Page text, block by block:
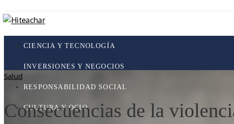
CIENCIA Y TECNOLOGÍA
INVERSIONES Y NEGOCIOS
RESPONSABILIDAD SOCIAL
CULTURA Y OCIO
Salud
Consecuencias de la